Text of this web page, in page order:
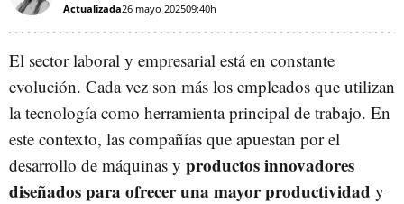
Actualizada26 mayo 202509:40h
El sector laboral y empresarial está en constante
evolución. Cada vez son más los empleados que utilizan
la tecnología como herramienta principal de trabajo. En
este contexto, las compañías que apuestan por el
desarrollo de máquinas y productos innovadores
diseñados para ofrecer una mayor productividad y